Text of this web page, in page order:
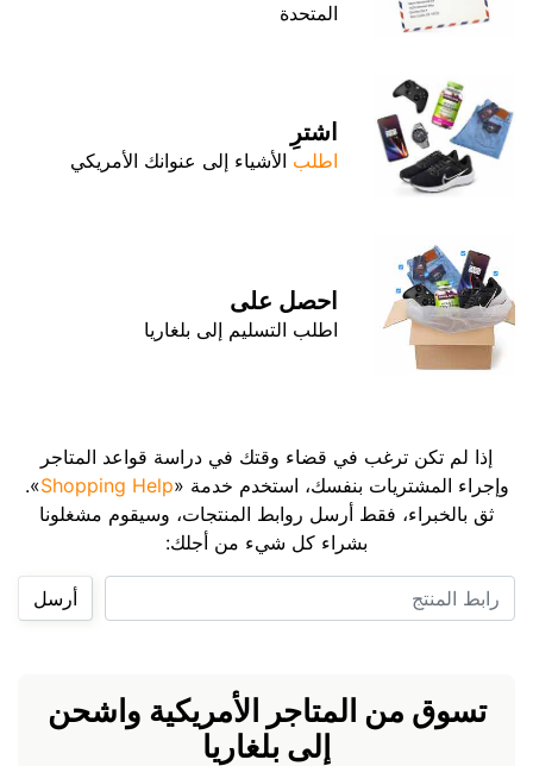
المتحدة
اشترِ
اطلب الأشياء إلى عنوانك الأمريكي
احصل على
اطلب التسليم إلى بلغاريا
إذا لم تكن ترغب في قضاء وقتك في دراسة قواعد المتاجر
وإجراء المشتريات بنفسك، استخدم خدمة «Shopping Help
».
ثق بالخبراء، فقط أرسل روابط المنتجات، وسيقوم مشغلونا
بشراء كل شيء من أجلك:
أرسل
تسوق من المتاجر الأمريكية واشحن
إلى بلغاريا